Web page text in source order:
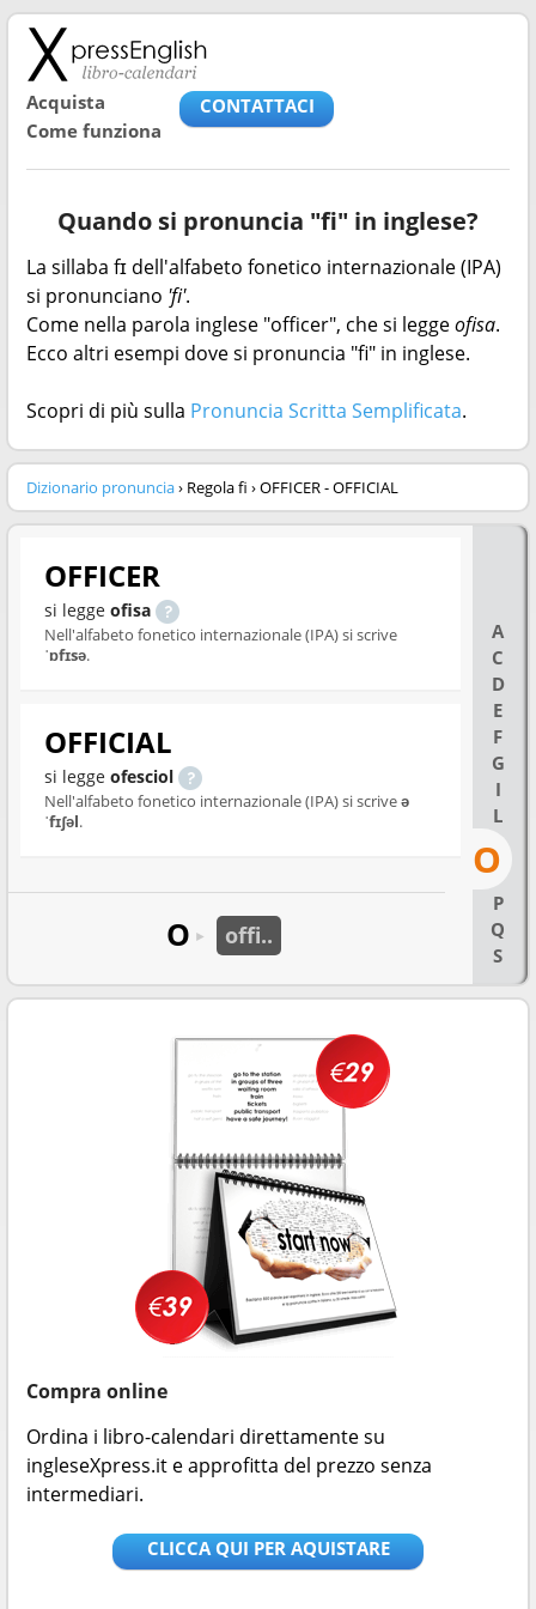
Acquista
Come funziona
CONTATTACI
Quando si pronuncia "fi" in inglese?
La sillaba fɪ dell'alfabeto fonetico internazionale (IPA)
si pronunciano 'fi'.
Come nella parola inglese "officer", che si leggeofisa.
Ecco altri esempi dove si pronuncia "fi" in inglese.
Scopri di più sulla Pronuncia Scritta Semplificata.
Dizionario pronuncia› Regola fi › OFFICER - OFFICIAL
A
C
D
E
F
G
I
L
O
P
Q
S
OFFICER
si legge ofisa
Nell'alfabeto fonetico internazionale (IPA) si scrive
ˈɒfɪsə.
OFFICIAL
si legge ofesciol
Nell'alfabeto fonetico internazionale (IPA) si scriveə
ˈfɪʃəl.
O ► offi..
Compra online
Ordina i libro-calendari direttamente su
ingleseXpress.it e approfitta del prezzo senza
intermediari.
CLICCA QUI PER AQUISTARE